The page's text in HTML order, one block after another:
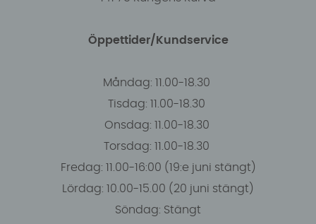
Öppettider/Kundservice
Måndag: 11.00-18.30
Tisdag: 11.00-18.30
Onsdag: 11.00-18.30
Torsdag: 11.00-18.30
Fredag: 11.00-16:00 (19:e juni stängt)
Lördag: 10.00-15.00 (20 juni stängt)
Söndag: Stängt